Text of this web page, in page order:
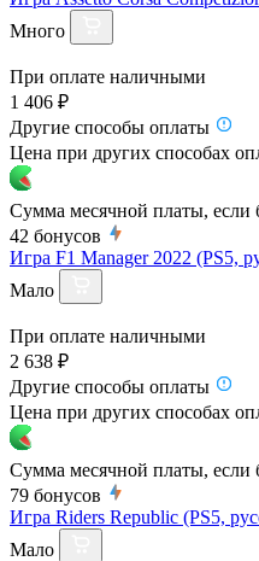
Много
При оплате наличными
1 406 ₽
Другие способы оплаты
Цена при других способах
Сумма месячной платы, если
42 бонусов
Игра F1 Manager 2022 (PS5,
Мало
При оплате наличными
2 638 ₽
Другие способы оплаты
Цена при других способах
Сумма месячной платы, если
79 бонусов
Игра Riders Republic (PS5,
Мало